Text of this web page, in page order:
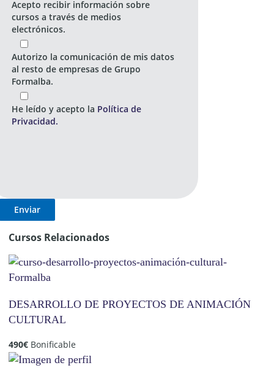
Acepto recibir información sobre
cursos a través de medios
electrónicos.
Autorizo la comunicación de mis datos
al resto de empresas de Grupo
Formalba.
He leído y acepto la Política de
Privacidad.
Cursos Relacionados
DESARROLLO DE PROYECTOS DE ANIMACIÓN
CULTURAL
490€ Bonificable